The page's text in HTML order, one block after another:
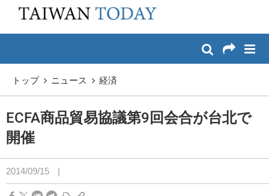
メイン コンテンツへスキップ
トップ ニュース 経済
ECFA商品貿易協議第9回会合が台北で
開催
2014/09/15 |